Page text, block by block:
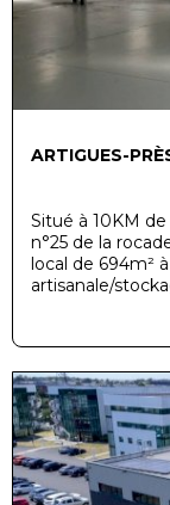
ARTIGUES-
Situé à 10KM
n°25 de la
local de 694m²
artisanale/